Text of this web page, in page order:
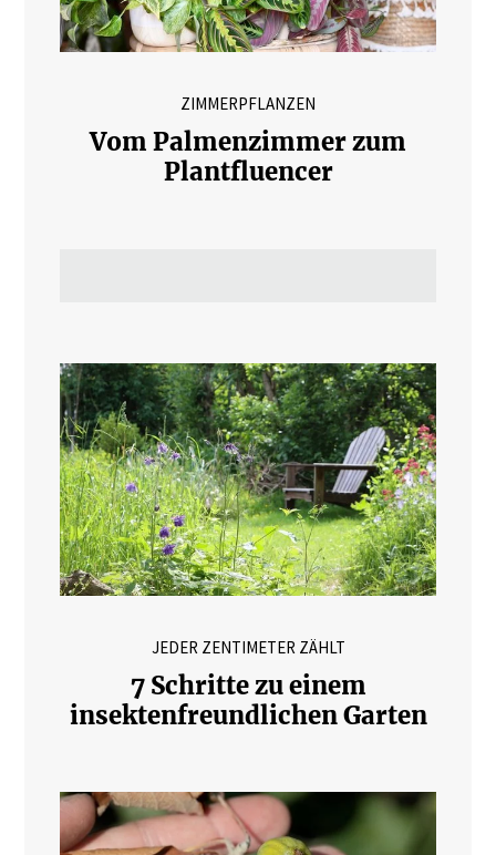
ZIMMERPFLANZEN
Vom Palmenzimmer zum
Plantfluencer
JEDER ZENTIMETER ZÄHLT
7 Schritte zu einem
insektenfreundlichen Garten